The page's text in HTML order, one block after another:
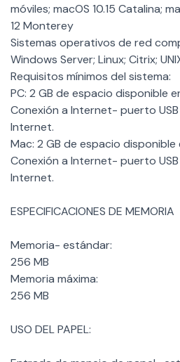
móviles; macOS 10.15 Catalina;
12 Monterey
Sistemas operativos de red
Windows Server; Linux; Citrix;
Requisitos mínimos del sistema:
PC: 2 GB de espacio disponible
Conexión a Internet- puerto
Internet.
Mac: 2 GB de espacio
Conexión a Internet- puerto
Internet.
ESPECIFICACIONES DE MEMORIA
Memoria- estándar:
256 MB
Memoria máxima:
256 MB
USO DEL PAPEL: